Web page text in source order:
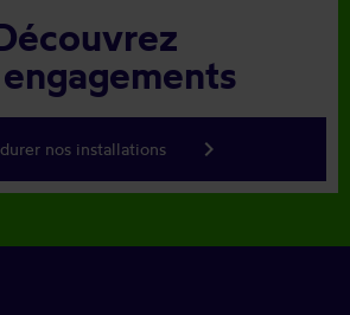
nos installations keyboard_arrow_right